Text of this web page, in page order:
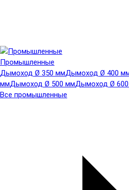
Промышленные
Дымоход Ø 350 ммДымоход Ø 400
ммДымоход Ø 500 ммДымоход Ø
Все промышленные